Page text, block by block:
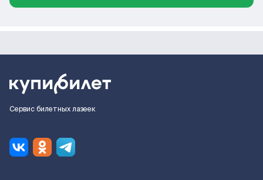
Сервис билетных лазеек